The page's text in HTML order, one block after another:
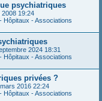
psychiatriques
19:24
Hôpitaux - Associations
2024 18:31
Hôpitaux - Associations
privées ?
2016 22:24
Hôpitaux - Associations